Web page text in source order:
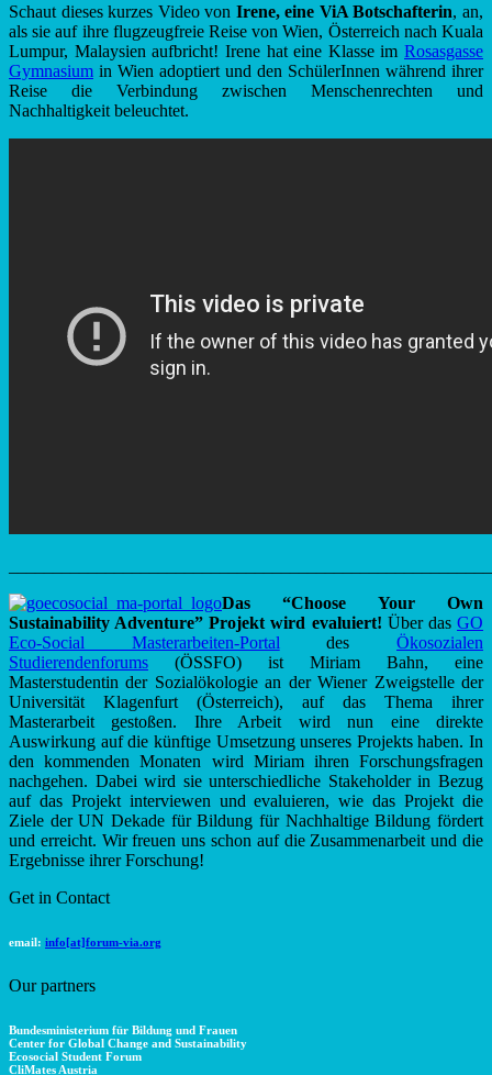
Schaut dieses kurzes Video von Irene, eine ViA Botschafterin, an,
als sie auf ihre flugzeugfreie Reise von Wien, Österreich nach Kuala
Lumpur, Malaysien aufbricht! Irene hat eine Klasse im Rosasgasse
Gymnasium in Wien adoptiert und den SchülerInnen während ihrer
Reise die Verbindung zwischen Menschenrechten und
Nachhaltigkeit beleuchtet.
Das “Choose Your Own
Sustainability Adventure” Projekt wird evaluiert! Über dasGO
Eco-Social Masterarbeiten-Portal desÖkosozialen
Studierendenforums (ÖSSFO) ist Miriam Bahn, eine
Masterstudentin der Sozialökologie an der Wiener Zweigstelle der
Universität Klagenfurt (Österreich), auf das Thema ihrer
Masterarbeit gestoßen. Ihre Arbeit wird nun eine direkte
Auswirkung auf die künftige Umsetzung unseres Projekts haben. In
den kommenden Monaten wird Miriam ihren Forschungsfragen
nachgehen. Dabei wird sie unterschiedliche Stakeholder in Bezug
auf das Projekt interviewen und evaluieren, wie das Projekt die
Ziele der UN Dekade für Bildung für Nachhaltige Bildung fördert
und erreicht. Wir freuen uns schon auf die Zusammenarbeit und die
Ergebnisse ihrer Forschung!
Get in Contact
email: info[at]forum-via.org
Our partners
Bundesministerium für Bildung und Frauen
Center for Global Change and Sustainability
Ecosocial Student Forum
CliMates Austria